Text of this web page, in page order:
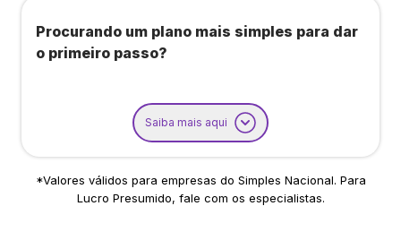
Procurando um plano mais simples para dar
o primeiro passo?
Saiba mais aqui
*Valores válidos para empresas do Simples Nacional. Para
Lucro Presumido, fale com os especialistas.